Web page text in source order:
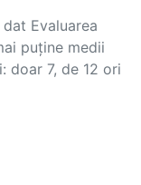
Evaluarea
puține medii
doar 7, de 12 ori